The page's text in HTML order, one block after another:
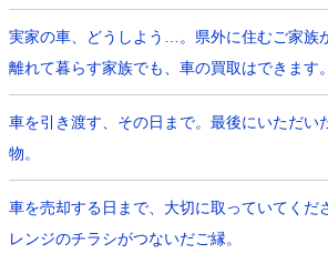
実家の車、どうしよう…。県外に住むご家族
離れて暮らす家族でも、車の買取はできます。
車を引き渡す、その日まで。最後にいただい
物。
車を売却する日まで、大切に取っていてくだ
レンジのチラシがつないだご縁。